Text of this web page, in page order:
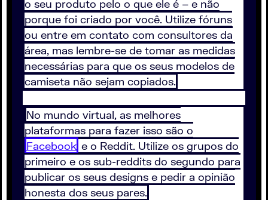
o seu produto pelo o que ele é – e não
porque foi criado por você. Utilize fóruns
ou entre em contato com consultores da
área, mas lembre-se de tomar as medidas
necessárias para que os seus modelos de
camiseta não sejam copiados.
No mundo virtual, as melhores
plataformas para fazer isso são o
Facebook e o Reddit. Utilize os grupos do
primeiro e os sub-reddits do segundo para
publicar os seus designs e pedir a opinião
honesta dos seus pares.